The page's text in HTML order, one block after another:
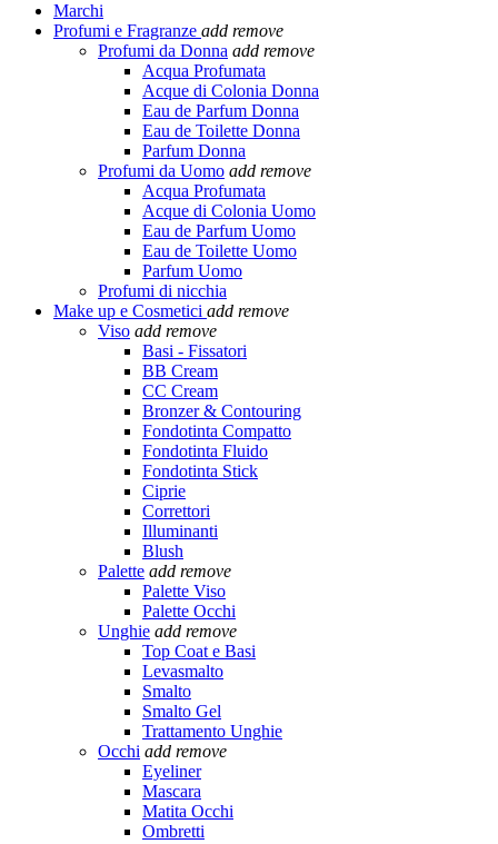
Marchi
Profumi e Fragranze add remove
Profumi da Donna add remove
Acqua Profumata
Acque di Colonia Donna
Eau de Parfum Donna
Eau de Toilette Donna
Parfum Donna
Profumi da Uomo add remove
Acqua Profumata
Acque di Colonia Uomo
Eau de Parfum Uomo
Eau de Toilette Uomo
Parfum Uomo
Profumi di nicchia
Make up e Cosmetici add remove
Viso add remove
Basi - Fissatori
BB Cream
CC Cream
Bronzer & Contouring
Fondotinta Compatto
Fondotinta Fluido
Fondotinta Stick
Ciprie
Correttori
Illuminanti
Blush
Palette add remove
Palette Viso
Palette Occhi
Unghie add remove
Top Coat e Basi
Levasmalto
Smalto
Smalto Gel
Trattamento Unghie
Occhi add remove
Eyeliner
Mascara
Matita Occhi
Ombretti